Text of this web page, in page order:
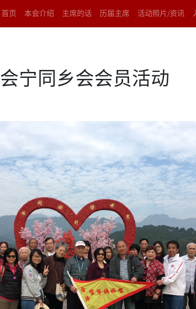
首页 本会介绍 主席的话 历届主席 活动照片/资讯
会宁同乡会会员活动